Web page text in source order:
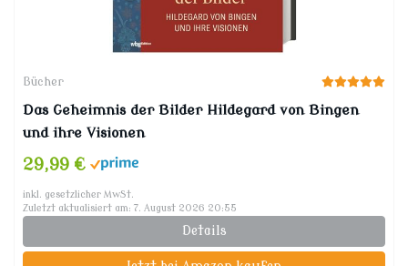
Bücher
Das Geheimnis der Bilder Hildegard von Bingen
und ihre Visionen
29,99 €
inkl. gesetzlicher MwSt.
Zuletzt aktualisiert am: 7. August 2026 20:55
Details